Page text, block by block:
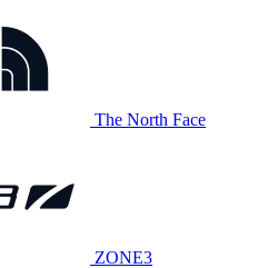
The North Face
ZONE3